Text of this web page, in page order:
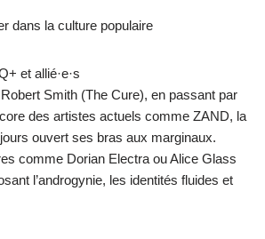
dans la culture populaire
et allié·e·s
Smith (The Cure), en passant par
des artistes actuels comme ZAND, la
ouvert ses bras aux marginaux.
comme Dorian Electra ou Alice Glass
l’androgynie, les identités fluides et